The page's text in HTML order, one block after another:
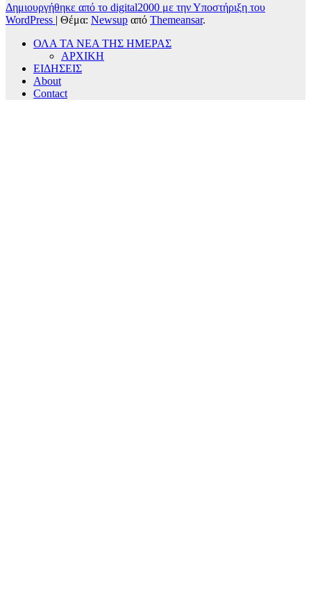
Δημιουργήθηκε από το digital2000 με την Υποστήριξη του
WordPress | Θέμα: Newsup από Themeansar.
ΟΛΑ ΤΑ ΝΕΑ ΤΗΣ ΗΜΕΡΑΣ
ΑΡΧΙΚΗ
ΕΙΔΗΣΕΙΣ
About
Contact